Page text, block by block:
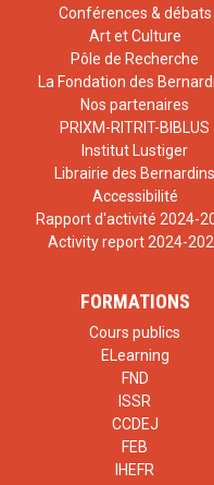
Conférences & débats
Art et Culture
Pôle de Recherche
La Fondation des
Nos partenaires
PRIXM-RITRIT-BIBLUS
Institut Lustiger
Librairie des Bernardins
Accessibilité
Rapport d'activité 2024-
Activity report 2024-
FORMATIONS
Cours publics
ELearning
FND
ISSR
CCDEJ
FEB
IHEFR